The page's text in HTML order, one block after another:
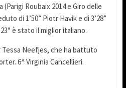
Roubaix 2014 e Giro delle
di 1’50” Piotr Havik e di 3’28”
è stato il miglior italiano.
Tessa Neefjes, che ha battuto
6^ Virginia Cancellieri.